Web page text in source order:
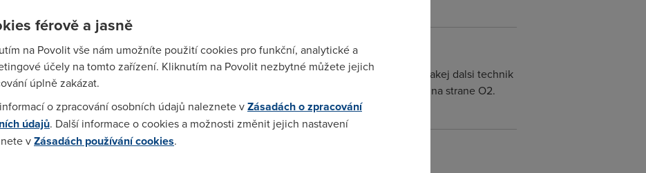
linku tak jen v zasuvce zapojil linku.
20:04:44)
proc tam byl. Ale je tu jeden problem. On pouze zapojil telefoni zasuvku. Stale musi nejakej dalsi technik
pripojit k dslamu, a to mozna neni hotove. A pak taky nejaky administrativni problemy na strane O2.
prijit mail s tim, ze to mate zrizene.
férově a jasně
na Povolit vše nám umožníte použití cookies pro funkční, analytické a
účely na tomto zařízení. Kliknutím na Povolit nezbytné můžete jejich
úplně zakázat.
o zpracování osobních údajů naleznete vZásadách o zpracování
údajů. Další informace o cookies a možnosti změnit jejich nastavení
vZásadách používání cookies.